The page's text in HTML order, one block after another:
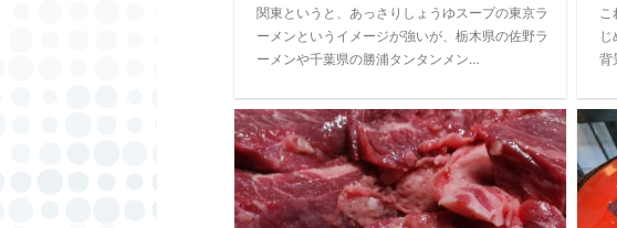
関東というと、あっさりしょうゆスープの東京ラ
ーメンというイメージが強いが、栃木県の佐野ラ
ーメンや千葉県の勝浦タンタンメン…
こ
背